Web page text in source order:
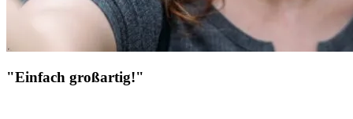
"Einfach großartig!"